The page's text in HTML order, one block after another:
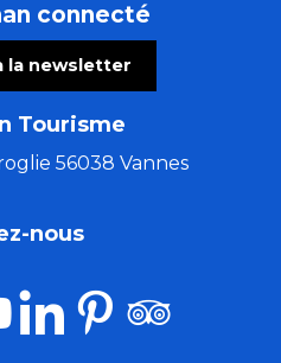
connecté
la newsletter
Tourisme
56038 Vannes
nous